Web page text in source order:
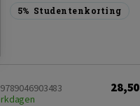
5% Studentenkorting
28,50